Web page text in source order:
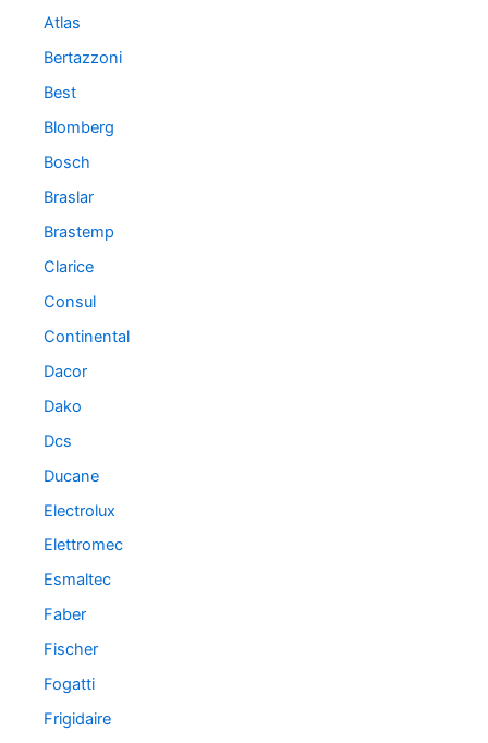
Atlas
Bertazzoni
Best
Blomberg
Bosch
Braslar
Brastemp
Clarice
Consul
Continental
Dacor
Dako
Dcs
Ducane
Electrolux
Elettromec
Esmaltec
Faber
Fischer
Fogatti
Frigidaire